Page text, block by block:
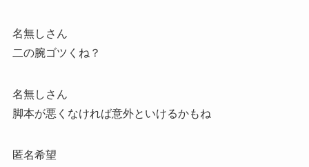
名無しさん
二の腕ゴツくね？
名無しさん
脚本が悪くなければ意外といけるかもね
匿名希望